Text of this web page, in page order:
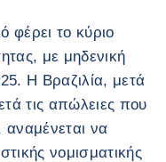
φέρει το κύριο
με μηδενική
Η Βραζιλία, μετά
τις απώλειες που
να
νομισματικής